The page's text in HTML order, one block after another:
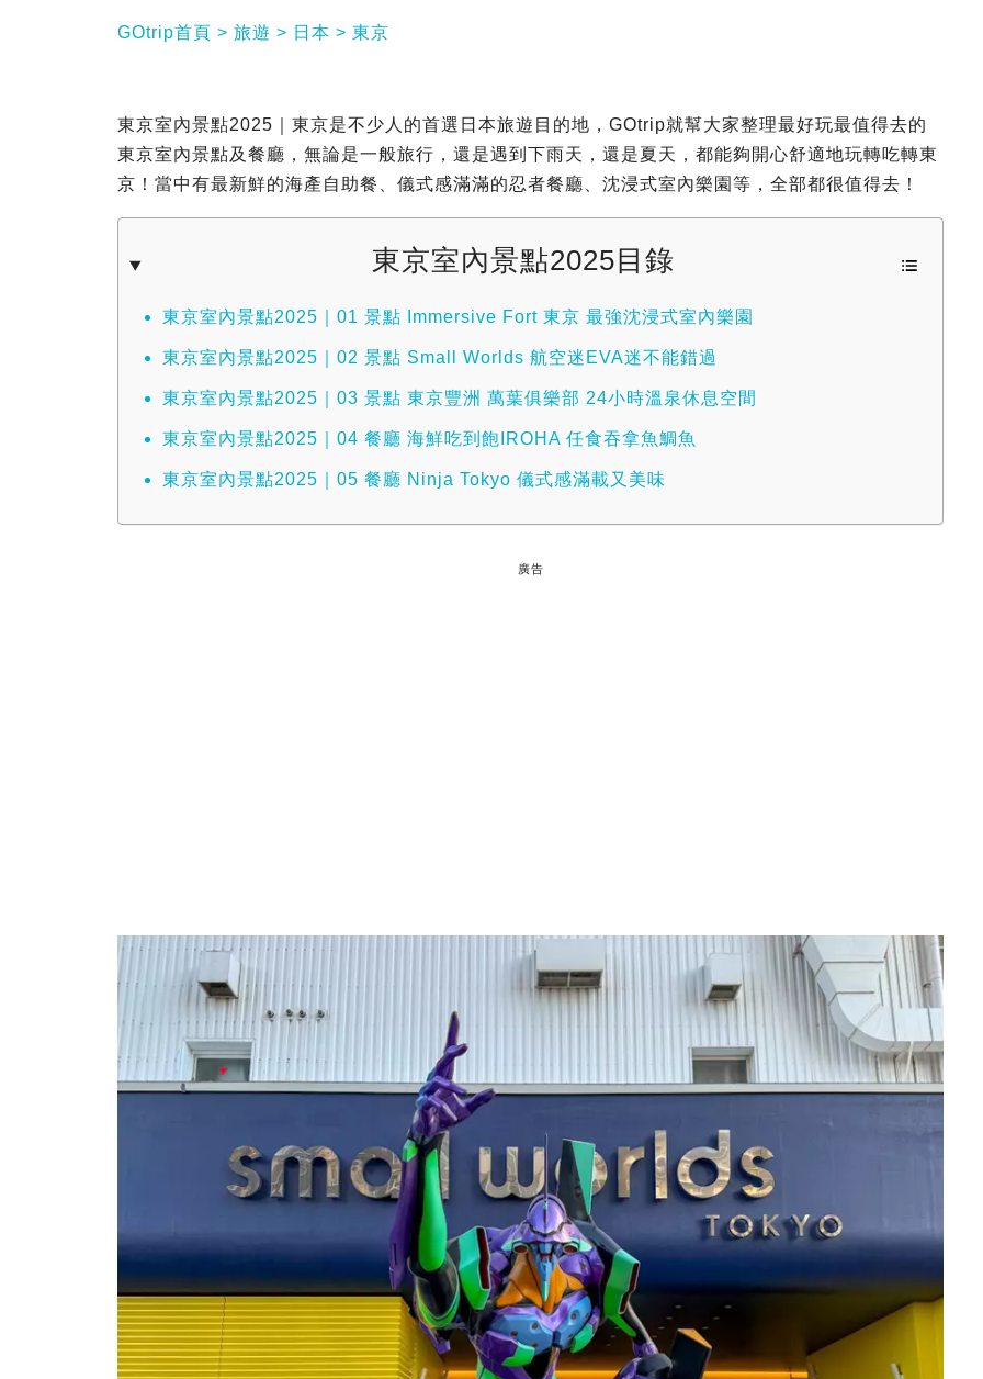
GOtrip首頁 旅遊 日本 東京
東京室內景點2025｜東京是不少人的首選日本旅遊目的地，GOtrip就幫大家整理最好玩最值得去的
東京室內景點及餐廳，無論是一般旅行，還是遇到下雨天，還是夏天，都能夠開心舒適地玩轉吃轉東
京！當中有最新鮮的海產自助餐、儀式感滿滿的忍者餐廳、沈浸式室內樂園等，全部都很值得去！
東京室內景點2025目錄
東京室內景點2025｜01 景點 Immersive Fort 東京 最強沈浸式室內樂園
東京室內景點2025｜02 景點 Small Worlds 航空迷EVA迷不能錯過
東京室內景點2025｜03 景點 東京豐洲 萬葉俱樂部 24小時溫泉休息空間
東京室內景點2025｜04 餐廳 海鮮吃到飽IROHA 任食吞拿魚鯛魚
東京室內景點2025｜05 餐廳 Ninja Tokyo 儀式感滿載又美味
廣告